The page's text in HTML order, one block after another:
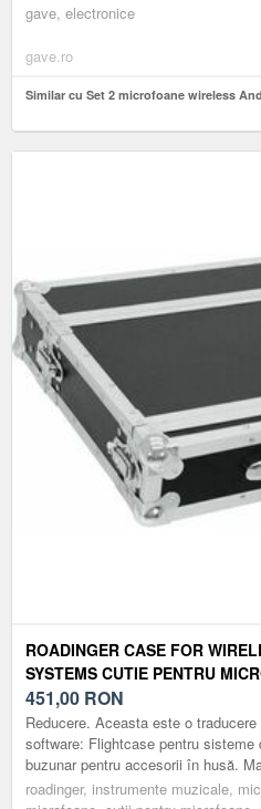
gave, electronice
gave.ro
Similar cu Set 2 microfoane wireless
ROADINGER CASE FOR
SYSTEMS CUTIE PENTRU
451,00 RON
Reducere. Aceasta este o
software: Flightcase pentru
buzunar pentru accesorii în husă.
roadinger, instrumente muzicale,